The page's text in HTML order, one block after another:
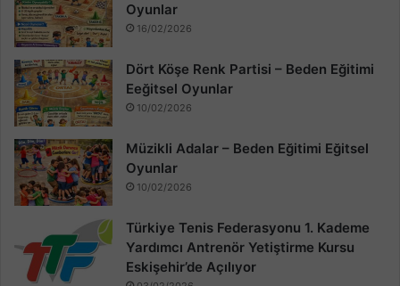
Oyunlar
16/02/2026
Dört Köşe Renk Partisi – Beden Eğitimi
Eeğitsel Oyunlar
10/02/2026
Müzikli Adalar – Beden Eğitimi Eğitsel
Oyunlar
10/02/2026
Türkiye Tenis Federasyonu 1. Kademe
Yardımcı Antrenör Yetiştirme Kursu
Eskişehir’de Açılıyor